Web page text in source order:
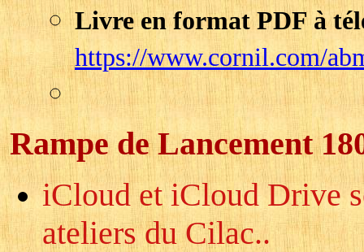
Livre en format PDF à
https://www.cornil.com/
Rampe de Lancement
iCloud et iCloud Drive
ateliers du Cilac..